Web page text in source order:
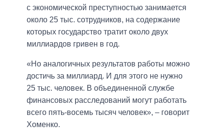
с экономической преступностью занимается
около 25 тыс. сотрудников, на содержание
которых государство тратит около двух
миллиардов гривен в год.
«Но аналогичных результатов работы можно
достичь за миллиард. И для этого не нужно
25 тыс. человек. В объединенной службе
финансовых расследований могут работать
всего пять-восемь тысяч человек», – говорит
Хоменко.